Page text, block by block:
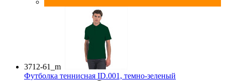
3712-61_m
Футболка теннисная ID.001, темно-зеленый